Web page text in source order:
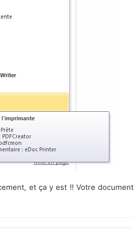
et ça y est !! Votre document